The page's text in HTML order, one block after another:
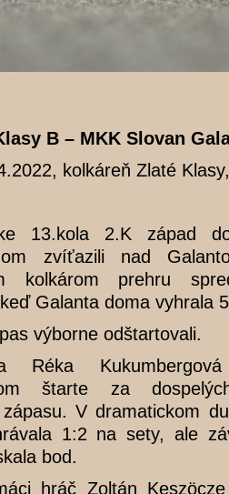
B – MKK Slovan
kolkáreň Zlaté
13.kola 2.K západ
zvíťazili nad
kolkárom prehru
Galanta doma vyhrala
výborne odštartovali.
Réka
štarte za
V dramatickom
1:2 na sety, ale
bod.
hráč Zoltán